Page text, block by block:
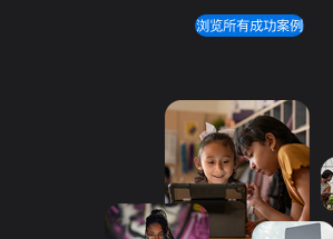
浏览所有成功案例